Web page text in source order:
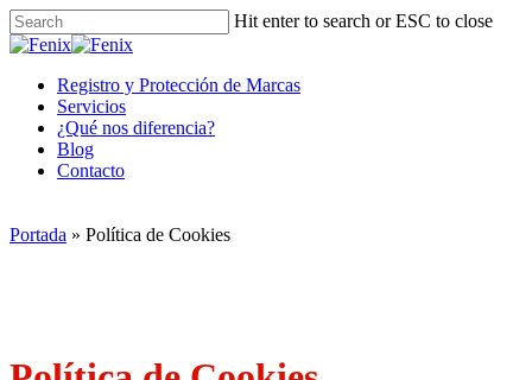
Skip
to
content
Hit enter to search or ESC to close
Close
Menu
Registro y Protección de Marcas
Servicios
¿Qué nos diferencia?
Blog
Contacto
Portada » Política de Cookies